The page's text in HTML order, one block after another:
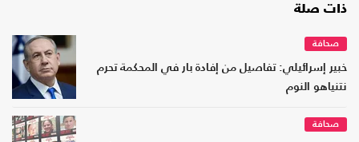
ذات صلة
صحافة
خبير إسرائيلي: تفاصيل من إفادة بار في المحكمة تحرم
نتنياهو النوم
صحافة